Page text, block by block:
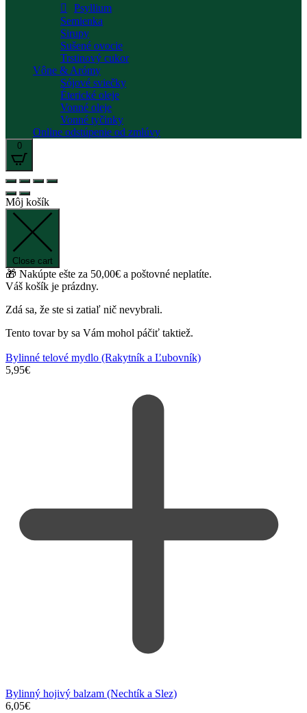
Psyllium
Semienka
Sirupy
Sušené ovocie
Trstinový cukor
Vône & Arómy
Sójové sviečky
Éterické oleje
Vonné oleje
Vonné tyčinky
Online odstúpenie od zmlúvy
0
Môj košík
Close cart
🎁 Nakúpte ešte za 50,00€ a poštovné neplatíte.
Váš košík je prázdny.
Zdá sa, že ste si zatiaľ nič nevybrali.
Tento tovar by sa Vám mohol páčiť taktiež.
Bylinné telové mydlo (Rakytník a Ľubovník)
5,95€
Bylinný hojivý balzam (Nechtík a Slez)
6,05€